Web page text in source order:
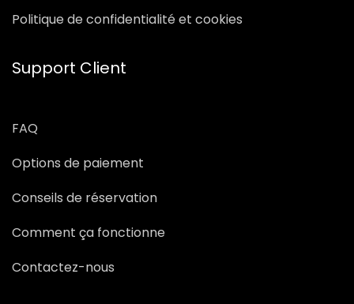
Politique de confidentialité et cookies
Support Client
FAQ
Options de paiement
Conseils de réservation
Comment ça fonctionne
Contactez-nous